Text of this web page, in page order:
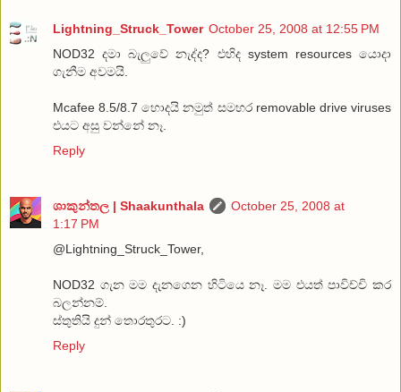
Lightning_Struck_Tower October 25, 2008 at 12:55 PM
NOD32 දමා බැලුවේ නැද්ද? එහිද system resources යොදා
ගැනීම අවමයි.
Mcafee 8.5/8.7 හොදයි නමුත් සමහර removable drive viruses
එයට අසු වන්නේ නෑ.
Reply
ශාකුන්තල | Shaakunthala
October 25, 2008 at
1:17 PM
@Lightning_Struck_Tower,
NOD32 ගැන මම දැනගෙන හිටියෙ නෑ. මම එයත් පාවිච්චි කර
බලන්නම්.
ස්තුතියි දුන් තොරතුරට. :)
Reply